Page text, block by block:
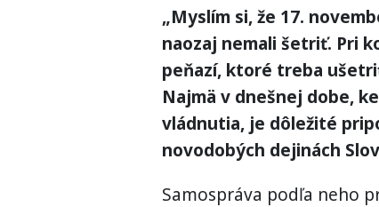
„Myslím si, že 17.
naozaj nemali šetriť. Pri
peňazí, ktoré treba
Najmä v dnešnej dobe,
vládnutia, je dôležité
novodobých dejinách
Samospráva podľa neho